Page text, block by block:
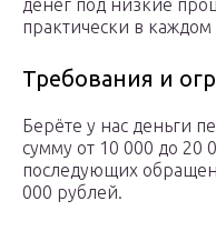
денег под низкие
практически в
Требования и
Берёте у нас деньги
сумму от 10 000 до 20
последующих
000 рублей.